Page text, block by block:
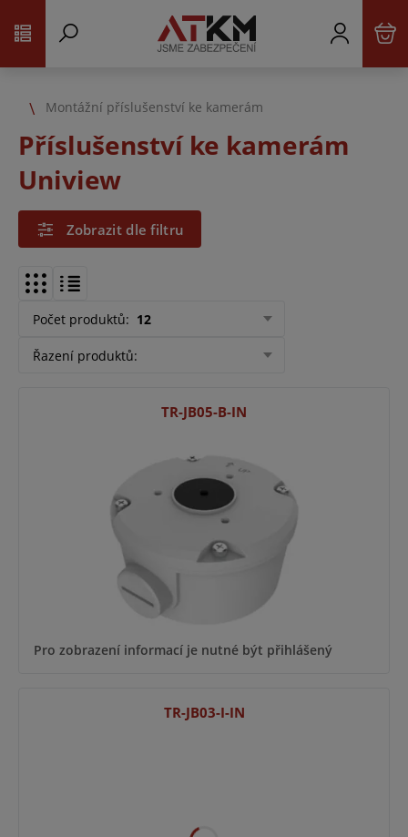
Montážní příslušenství ke kamerám
Příslušenství ke kamerám
Uniview
Zobrazit dle filtru
Počet produktů: 12
Řazení produktů:
TR-JB05-B-IN
Pro zobrazení informací je nutné být přihlášený
TR-JB03-I-IN